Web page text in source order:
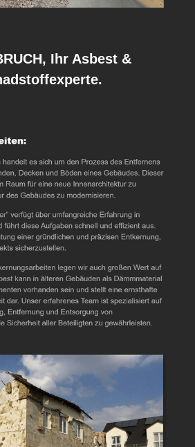
Ihr Asbest &